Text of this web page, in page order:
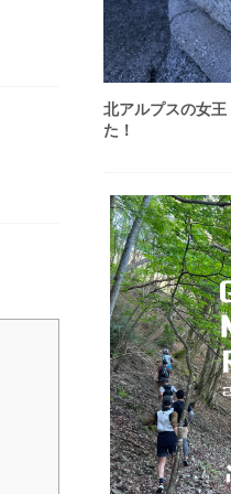
北アルプスの女
た！